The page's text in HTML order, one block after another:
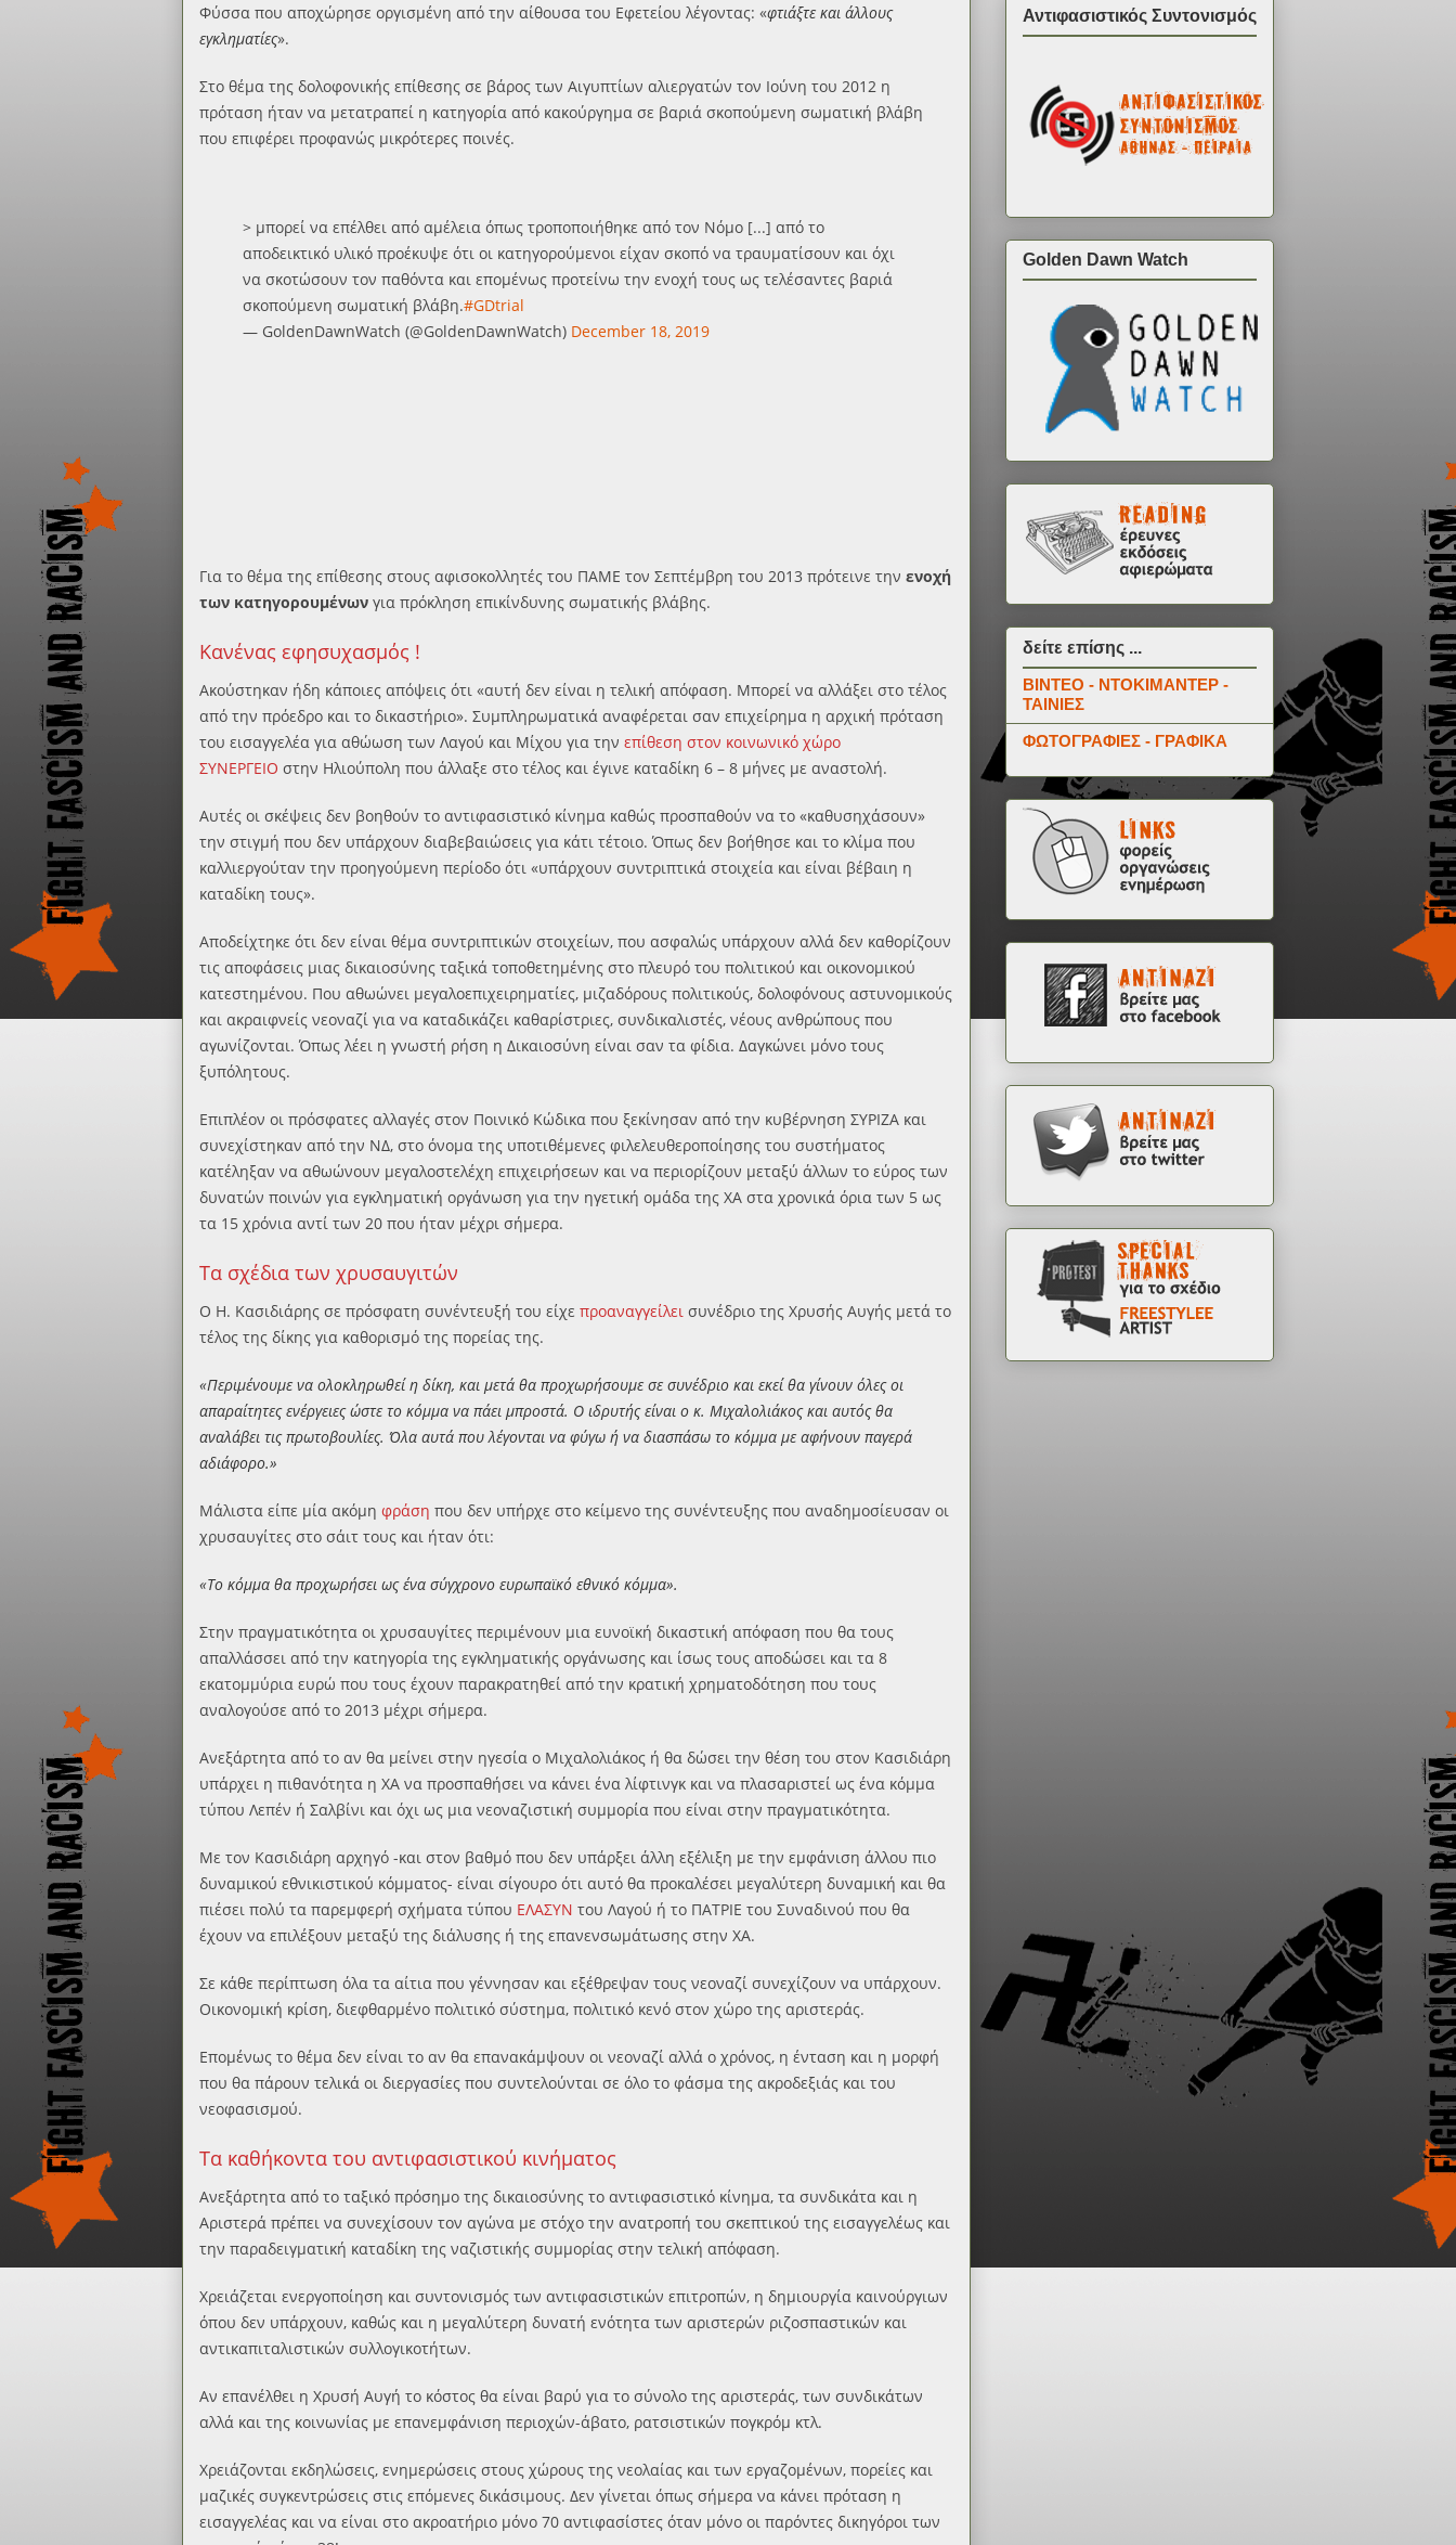
Φύσσα που αποχώρησε οργισμένη από την αίθουσα του Εφετείου λέγοντας: «φτιάξτε και άλλους
εγκληματίες».
Στο θέμα της δολοφονικής επίθεσης σε βάρος των Αιγυπτίων αλιεργατών τον Ιούνη του 2012 η
πρόταση ήταν να μετατραπεί η κατηγορία από κακούργημα σε βαριά σκοπούμενη σωματική βλάβη
που επιφέρει προφανώς μικρότερες ποινές.
> μπορεί να επέλθει από αμέλεια όπως τροποποιήθηκε από τον Νόμο [...] από το
αποδεικτικό υλικό προέκυψε ότι οι κατηγορούμενοι είχαν σκοπό να τραυματίσουν και όχι
να σκοτώσουν τον παθόντα και επομένως προτείνω την ενοχή τους ως τελέσαντες βαριά
σκοπούμενη σωματική βλάβη.#GDtrial
— GoldenDawnWatch (@GoldenDawnWatch) December 18, 2019
Για το θέμα της επίθεσης στους αφισοκολλητές του ΠΑΜΕ τον Σεπτέμβρη του 2013 πρότεινε την ενοχή
των κατηγορουμένων για πρόκληση επικίνδυνης σωματικής βλάβης.
Κανένας εφησυχασμός !
Ακούστηκαν ήδη κάποιες απόψεις ότι «αυτή δεν είναι η τελική απόφαση. Μπορεί να αλλάξει στο τέλος
από την πρόεδρο και το δικαστήριο». Συμπληρωματικά αναφέρεται σαν επιχείρημα η αρχική πρόταση
του εισαγγελέα για αθώωση των Λαγού και Μίχου για την επίθεση στον κοινωνικό χώρο
ΣΥΝΕΡΓΕΙΟ στην Ηλιούπολη που άλλαξε στο τέλος και έγινε καταδίκη 6 – 8 μήνες με αναστολή.
Αυτές οι σκέψεις δεν βοηθούν το αντιφασιστικό κίνημα καθώς προσπαθούν να το «καθυσηχάσουν»
την στιγμή που δεν υπάρχουν διαβεβαιώσεις για κάτι τέτοιο. Όπως δεν βοήθησε και το κλίμα που
καλλιεργούταν την προηγούμενη περίοδο ότι «υπάρχουν συντριπτικά στοιχεία και είναι βέβαιη η
καταδίκη τους».
Αποδείχτηκε ότι δεν είναι θέμα συντριπτικών στοιχείων, που ασφαλώς υπάρχουν αλλά δεν καθορίζουν
τις αποφάσεις μιας δικαιοσύνης ταξικά τοποθετημένης στο πλευρό του πολιτικού και οικονομικού
κατεστημένου. Που αθωώνει μεγαλοεπιχειρηματίες, μιζαδόρους πολιτικούς, δολοφόνους αστυνομικούς
και ακραιφνείς νεοναζί για να καταδικάζει καθαρίστριες, συνδικαλιστές, νέους ανθρώπους που
αγωνίζονται. Όπως λέει η γνωστή ρήση η Δικαιοσύνη είναι σαν τα φίδια. Δαγκώνει μόνο τους
ξυπόλητους.
Επιπλέον οι πρόσφατες αλλαγές στον Ποινικό Κώδικα που ξεκίνησαν από την κυβέρνηση ΣΥΡΙΖΑ και
συνεχίστηκαν από την ΝΔ, στο όνομα της υποτιθέμενες φιλελευθεροποίησης του συστήματος
κατέληξαν να αθωώνουν μεγαλοστελέχη επιχειρήσεων και να περιορίζουν μεταξύ άλλων το εύρος των
δυνατών ποινών για εγκληματική οργάνωση για την ηγετική ομάδα της ΧΑ στα χρονικά όρια των 5 ως
τα 15 χρόνια αντί των 20 που ήταν μέχρι σήμερα.
Τα σχέδια των χρυσαυγιτών
Ο Η. Κασιδιάρης σε πρόσφατη συνέντευξή του είχε προαναγγείλει συνέδριο της Χρυσής Αυγής μετά το
τέλος της δίκης για καθορισμό της πορείας της.
«Περιμένουμε να ολοκληρωθεί η δίκη, και μετά θα προχωρήσουμε σε συνέδριο και εκεί θα γίνουν όλες οι
απαραίτητες ενέργειες ώστε το κόμμα να πάει μπροστά. Ο ιδρυτής είναι ο κ. Μιχαλολιάκος και αυτός θα
αναλάβει τις πρωτοβουλίες. Όλα αυτά που λέγονται να φύγω ή να διασπάσω το κόμμα με αφήνουν παγερά
αδιάφορο.»
Μάλιστα είπε μία ακόμη φράση που δεν υπήρχε στο κείμενο της συνέντευξης που αναδημοσίευσαν οι
χρυσαυγίτες στο σάιτ τους και ήταν ότι:
«Το κόμμα θα προχωρήσει ως ένα σύγχρονο ευρωπαϊκό εθνικό κόμμα».
Στην πραγματικότητα οι χρυσαυγίτες περιμένουν μια ευνοϊκή δικαστική απόφαση που θα τους
απαλλάσσει από την κατηγορία της εγκληματικής οργάνωσης και ίσως τους αποδώσει και τα 8
εκατομμύρια ευρώ που τους έχουν παρακρατηθεί από την κρατική χρηματοδότηση που τους
αναλογούσε από το 2013 μέχρι σήμερα.
Ανεξάρτητα από το αν θα μείνει στην ηγεσία ο Μιχαλολιάκος ή θα δώσει την θέση του στον Κασιδιάρη
υπάρχει η πιθανότητα η ΧΑ να προσπαθήσει να κάνει ένα λίφτινγκ και να πλασαριστεί ως ένα κόμμα
τύπου Λεπέν ή Σαλβίνι και όχι ως μια νεοναζιστική συμμορία που είναι στην πραγματικότητα.
Με τον Κασιδιάρη αρχηγό -και στον βαθμό που δεν υπάρξει άλλη εξέλιξη με την εμφάνιση άλλου πιο
δυναμικού εθνικιστικού κόμματος- είναι σίγουρο ότι αυτό θα προκαλέσει μεγαλύτερη δυναμική και θα
πιέσει πολύ τα παρεμφερή σχήματα τύπου ΕΛΑΣΥΝ του Λαγού ή το ΠΑΤΡΙΕ του Συναδινού που θα
έχουν να επιλέξουν μεταξύ της διάλυσης ή της επανενσωμάτωσης στην ΧΑ.
Σε κάθε περίπτωση όλα τα αίτια που γέννησαν και εξέθρεψαν τους νεοναζί συνεχίζουν να υπάρχουν.
Οικονομική κρίση, διεφθαρμένο πολιτικό σύστημα, πολιτικό κενό στον χώρο της αριστεράς.
Επομένως το θέμα δεν είναι το αν θα επανακάμψουν οι νεοναζί αλλά ο χρόνος, η ένταση και η μορφή
που θα πάρουν τελικά οι διεργασίες που συντελούνται σε όλο το φάσμα της ακροδεξιάς και του
νεοφασισμού.
Τα καθήκοντα του αντιφασιστικού κινήματος
Ανεξάρτητα από το ταξικό πρόσημο της δικαιοσύνης το αντιφασιστικό κίνημα, τα συνδικάτα και η
Αριστερά πρέπει να συνεχίσουν τον αγώνα με στόχο την ανατροπή του σκεπτικού της εισαγγελέως και
την παραδειγματική καταδίκη της ναζιστικής συμμορίας στην τελική απόφαση.
Χρειάζεται ενεργοποίηση και συντονισμός των αντιφασιστικών επιτροπών, η δημιουργία καινούργιων
όπου δεν υπάρχουν, καθώς και η μεγαλύτερη δυνατή ενότητα των αριστερών ριζοσπαστικών και
αντικαπιταλιστικών συλλογικοτήτων.
Αν επανέλθει η Χρυσή Αυγή το κόστος θα είναι βαρύ για το σύνολο της αριστεράς, των συνδικάτων
αλλά και της κοινωνίας με επανεμφάνιση περιοχών-άβατο, ρατσιστικών πογκρόμ κτλ.
Χρειάζονται εκδηλώσεις, ενημερώσεις στους χώρους της νεολαίας και των εργαζομένων, πορείες και
μαζικές συγκεντρώσεις στις επόμενες δικάσιμους. Δεν γίνεται όπως σήμερα να κάνει πρόταση η
εισαγγελέας και να είναι στο ακροατήριο μόνο 70 αντιφασίστες όταν μόνο οι παρόντες δικηγόροι των
Αντιφασιστικός Συντονισμός
Golden Dawn Watch
δείτε επίσης ...
ΒΙΝΤΕΟ - ΝΤΟΚΙΜΑΝΤΕΡ -
ΤΑΙΝΙΕΣ
ΦΩΤΟΓΡΑΦΙΕΣ - ΓΡΑΦΙΚΑ